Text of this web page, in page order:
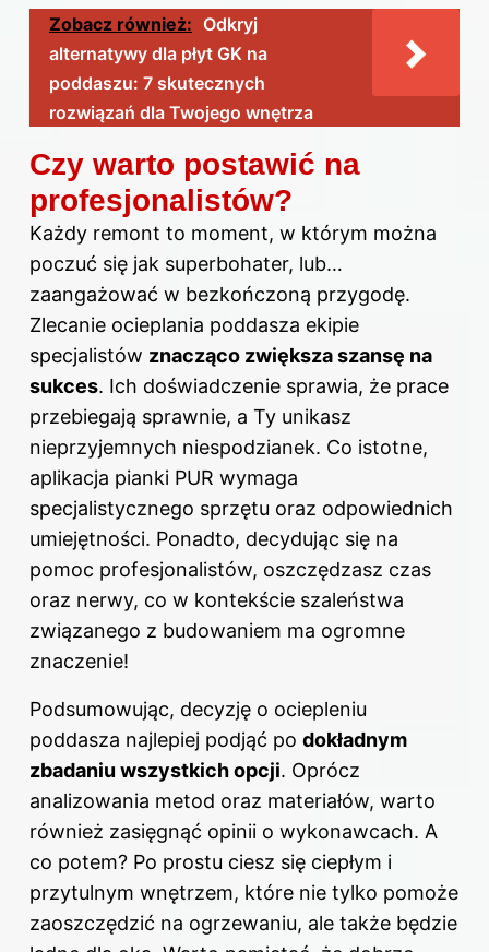
Zobacz również: Odkryj
alternatywy dla płyt GK na
poddaszu: 7 skutecznych
rozwiązań dla Twojego wnętrza
Czy warto postawić na
profesjonalistów?
Każdy remont to moment, w którym można
poczuć się jak superbohater, lub…
zaangażować w bezkończoną przygodę.
Zlecanie ocieplania poddasza ekipie
specjalistów znacząco zwiększa szansę na
sukces. Ich doświadczenie sprawia, że prace
przebiegają sprawnie, a Ty unikasz
nieprzyjemnych niespodzianek. Co istotne,
aplikacja pianki PUR wymaga
specjalistycznego sprzętu oraz odpowiednich
umiejętności. Ponadto, decydując się na
pomoc profesjonalistów, oszczędzasz czas
oraz nerwy, co w kontekście szaleństwa
związanego z budowaniem ma ogromne
znaczenie!
Podsumowując, decyzję o ociepleniu
poddasza najlepiej podjąć po dokładnym
zbadaniu wszystkich opcji. Oprócz
analizowania metod oraz materiałów, warto
również zasięgnąć opinii o wykonawcach. A
co potem? Po prostu ciesz się ciepłym i
przytulnym wnętrzem, które nie tylko pomoże
zaoszczędzić na ogrzewaniu, ale także będzie